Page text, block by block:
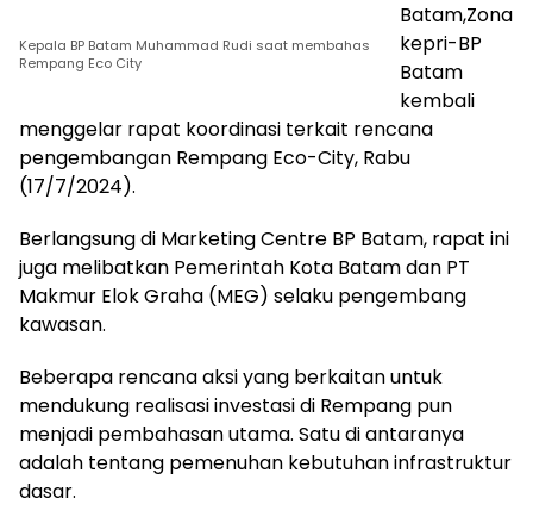
Kepala BP Batam Muhammad Rudi saat membahas
Rempang Eco City
Batam,Zona
kepri-BP
Batam
kembali
menggelar rapat koordinasi terkait rencana
pengembangan Rempang Eco-City, Rabu
(17/7/2024).
Berlangsung di Marketing Centre BP Batam, rapat ini
juga melibatkan Pemerintah Kota Batam dan PT
Makmur Elok Graha (MEG) selaku pengembang
kawasan.
Beberapa rencana aksi yang berkaitan untuk
mendukung realisasi investasi di Rempang pun
menjadi pembahasan utama. Satu di antaranya
adalah tentang pemenuhan kebutuhan infrastruktur
dasar.